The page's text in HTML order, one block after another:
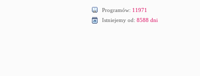
Programów: 11971
Istniejemy od: 8588 dni